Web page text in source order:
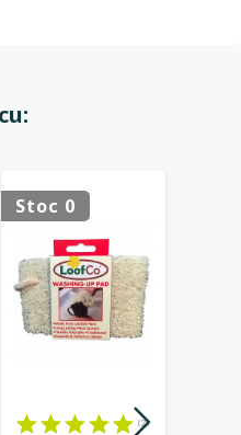
Stoc 0
(2)